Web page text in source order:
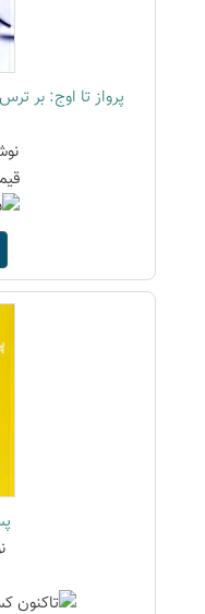
پرواز تا اوج: بر
قیمت: